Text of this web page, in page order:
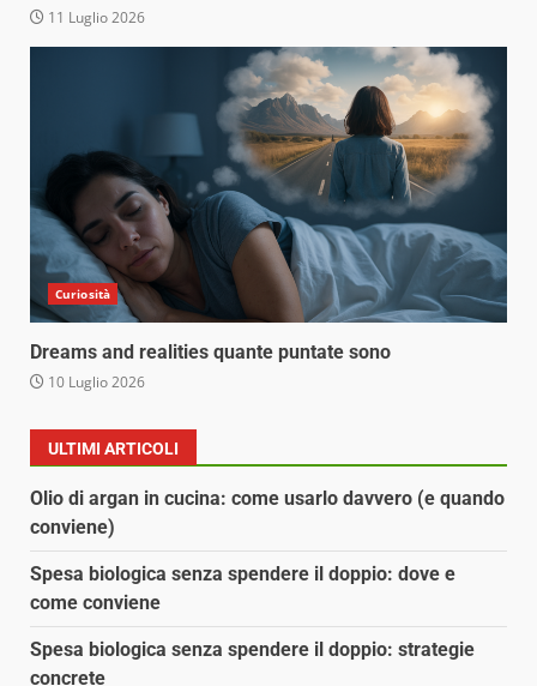
11 Luglio 2026
Curiosità
Dreams and realities quante puntate sono
10 Luglio 2026
ULTIMI ARTICOLI
Olio di argan in cucina: come usarlo davvero (e quando
conviene)
Spesa biologica senza spendere il doppio: dove e
come conviene
Spesa biologica senza spendere il doppio: strategie
concrete